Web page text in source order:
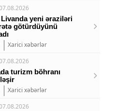
yeni əraziləri
götürdüyünü
Xarici xəbərlər
turizm böhranı
Xarici xəbərlər